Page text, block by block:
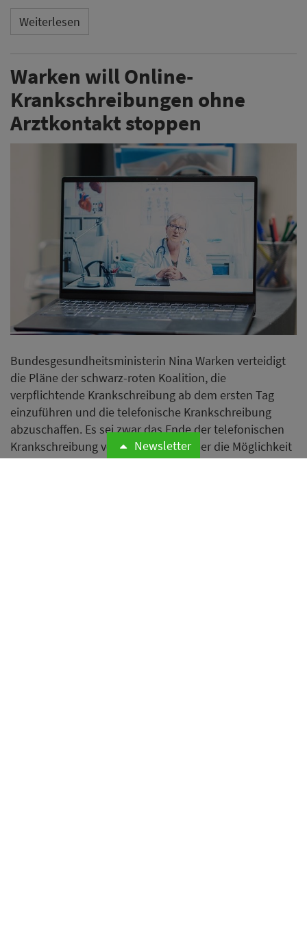
Weiterlesen
Warken will Online-
Krankschreibungen ohne
Arztkontakt stoppen
Bundesgesundheitsministerin Nina Warken verteidigt
die Pläne der schwarz-roten Koalition, die
verpflichtende Krankschreibung ab dem ersten Tag
einzuführen und die telefonische Krankschreibung
abzuschaffen. Es sei zwar das Ende der telefonischen
Krankschreibung vereinbart, nicht aber die Möglichkeit
eines Attests per Video.
Newsletter